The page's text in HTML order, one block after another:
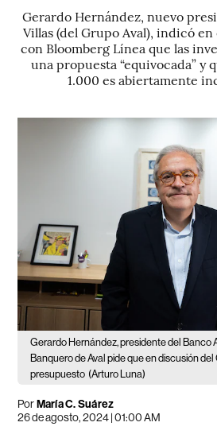
Gerardo Hernández, nuevo
Villas (del Grupo Aval), indicó
con Bloomberg Línea que las
una propuesta “equivocada” y
1.000 es abiertamente
Gerardo Hernández, presidente del Banco
Banquero de Aval pide que en discusión
presupuesto (Arturo Luna)
PorMaría C. Suárez
26 de agosto, 2024 | 01:00 AM